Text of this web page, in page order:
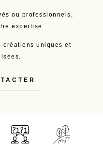
ou professionnels,
expertise.
créations uniques et